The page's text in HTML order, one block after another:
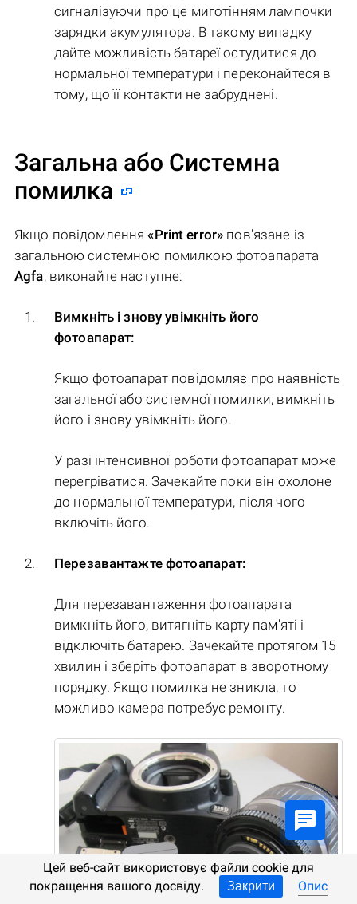
сигналізуючи про це миготінням лампочки
зарядки акумулятора. В такому випадку
дайте можливість батареї остудитися до
нормальної температури і переконайтеся в
тому, що її контакти не забруднені.
Загальна або Системна
помилка
Якщо повідомлення«Print error» пов'язане із
загальною системною помилкою фотоапарата
Agfa, виконайте наступне:
Вимкніть і знову увімкніть його
фотоапарат:
Якщо фотоапарат повідомляє про наявність
загальної або системної помилки, вимкніть
його і знову увімкніть його.
У разі інтенсивної роботи фотоапарат може
перегріватися. Зачекайте поки він охолоне
до нормальної температури, після чого
включіть його.
Перезавантажте фотоапарат:
Для перезавантаження фотоапарата
вимкніть його, витягніть карту пам'яті і
відключіть батарею. Зачекайте протягом 15
хвилин і зберіть фотоапарат в зворотному
порядку. Якщо помилка не зникла, то
можливо камера потребує ремонту.
Цей веб-сайт використовує файли cookie для
покращення вашого досвіду.
Закрити Опис